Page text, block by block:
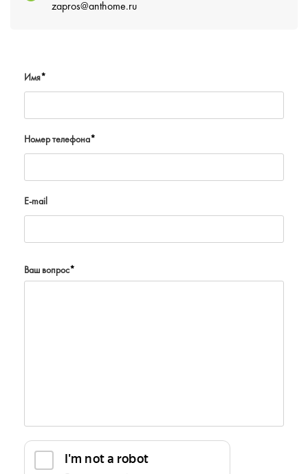
zapros@anthome.ru
Имя*
Номер телефона*
E-mail
Ваш вопрос*